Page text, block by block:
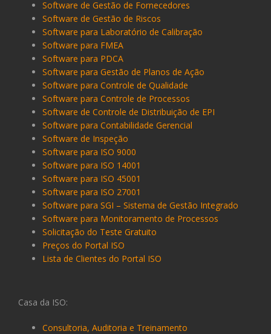
Software de Gestão de Fornecedores
Software de Gestão de Riscos
Software para Laboratório de Calibração
Software para FMEA
Software para PDCA
Software para Gestão de Planos de Ação
Software para Controle de Qualidade
Software para Controle de Processos
Software de Controle de Distribuição de EPI
Software para Contabilidade Gerencial
Software de Inspeção
Software para ISO 9000
Software para ISO 14001
Software para ISO 45001
Software para ISO 27001
Software para SGI – Sistema de Gestão Integrado
Software para Monitoramento de Processos
Solicitação do Teste Gratuito
Preços do Portal ISO
Lista de Clientes do Portal ISO
Casa da ISO:
Consultoria, Auditoria e Treinamento